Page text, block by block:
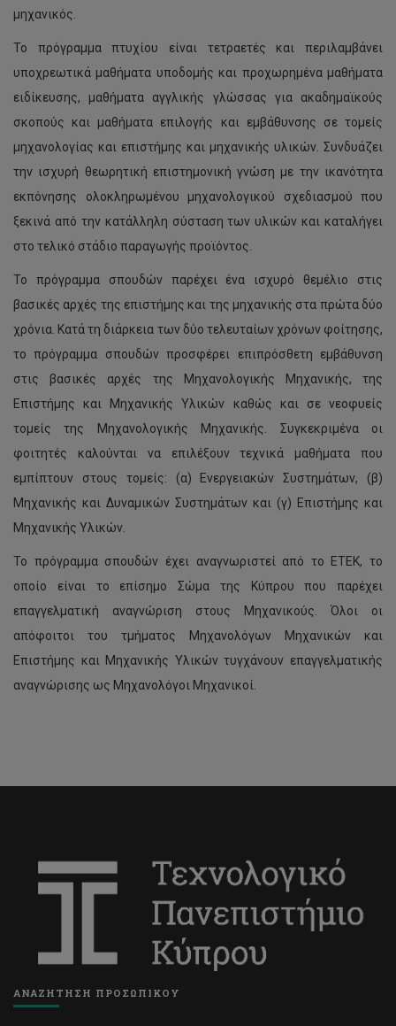
μηχανικός.
Το πρόγραμμα πτυχίου είναι τετραετές και περιλαμβάνει
υποχρεωτικά μαθήματα υποδομής και προχωρημένα μαθήματα
ειδίκευσης, μαθήματα αγγλικής γλώσσας για ακαδημαϊκούς
σκοπούς και μαθήματα επιλογής και εμβάθυνσης σε τομείς
μηχανολογίας και επιστήμης και μηχανικής υλικών. Συνδυάζει
την ισχυρή θεωρητική επιστημονική γνώση με την ικανότητα
εκπόνησης ολοκληρωμένου μηχανολογικού σχεδιασμού που
ξεκινά από την κατάλληλη σύσταση των υλικών και καταλήγει
στο τελικό στάδιο παραγωγής προϊόντος.
Το πρόγραμμα σπουδών παρέχει ένα ισχυρό θεμέλιο στις
βασικές αρχές της επιστήμης και της μηχανικής στα πρώτα δύο
χρόνια. Κατά τη διάρκεια των δύο τελευταίων χρόνων φοίτησης,
το πρόγραμμα σπουδών προσφέρει επιπρόσθετη εμβάθυνση
στις βασικές αρχές της Μηχανολογικής Μηχανικής, της
Επιστήμης και Μηχανικής Υλικών καθώς και σε νεοφυείς
τομείς της Μηχανολογικής Μηχανικής. Συγκεκριμένα οι
φοιτητές καλούνται να επιλέξουν τεχνικά μαθήματα που
εμπίπτουν στους τομείς: (α) Ενεργειακών Συστημάτων, (β)
Μηχανικής και Δυναμικών Συστημάτων και (γ) Επιστήμης και
Μηχανικής Υλικών.
Το πρόγραμμα σπουδών έχει αναγνωριστεί από το ΕΤΕΚ, το
οποίο είναι το επίσημο Σώμα της Κύπρου που παρέχει
επαγγελματική αναγνώριση στους Μηχανικούς. Όλοι οι
απόφοιτοι του τμήματος Μηχανολόγων Μηχανικών και
Επιστήμης και Μηχανικής Υλικών τυγχάνουν επαγγελματικής
αναγνώρισης ως Μηχανολόγοι Μηχανικοί.
ΑΝΑΖΗΤΗΣΗ ΠΡΟΣΩΠΙΚΟΥ